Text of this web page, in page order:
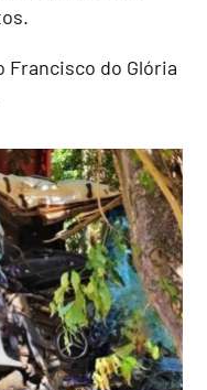
Francisco do Glória